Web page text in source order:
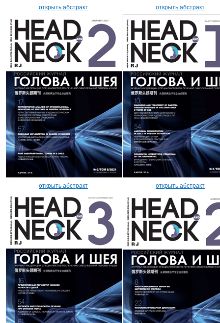
открыть абстракт открыть абстракт
открыть абстракт открыть абстракт